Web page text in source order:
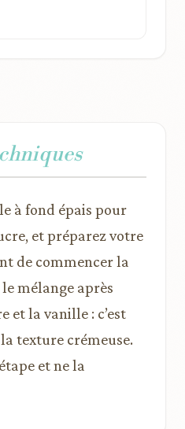
à fond épais pour
et préparez votre
de commencer la
mélange après
et la vanille : c’est
texture crémeuse.
et ne la